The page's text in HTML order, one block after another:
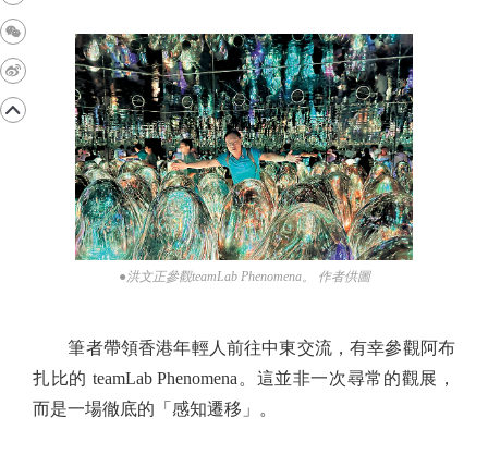
●洪文正參觀teamLab Phenomena。 作者供圖
筆者帶領香港年輕人前往中東交流，有幸參觀阿布
扎比的 teamLab Phenomena。這並非一次尋常的觀展，
而是一場徹底的「感知遷移」。